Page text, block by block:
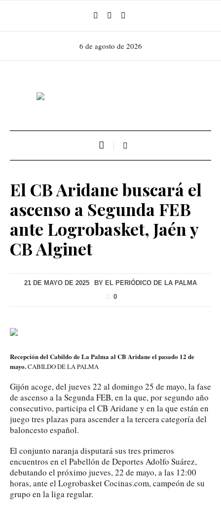
6 de agosto de 2026
El CB Aridane buscará el
ascenso a Segunda FEB
ante Logrobasket, Jaén y
CB Alginet
21 DE MAYO DE 2025 BY EL PERIÓDICO DE LA PALMA
0
Recepción del Cabildo de La Palma al CB Aridane el pasado 12 de
mayo.CABILDO DE LA PALMA
Gijón acoge, del jueves 22 al domingo 25 de mayo, la fase
de ascenso a la Segunda FEB, en la que, por segundo año
consecutivo, participa el CB Aridane y en la que están en
juego tres plazas para ascender a la tercera categoría del
baloncesto español.
El conjunto naranja disputará sus tres primeros
encuentros en el Pabellón de Deportes Adolfo Suárez,
debutando el próximo jueves, 22 de mayo, a las 12:00
horas, ante el Logrobasket Cocinas.com, campeón de su
grupo en la liga regular.